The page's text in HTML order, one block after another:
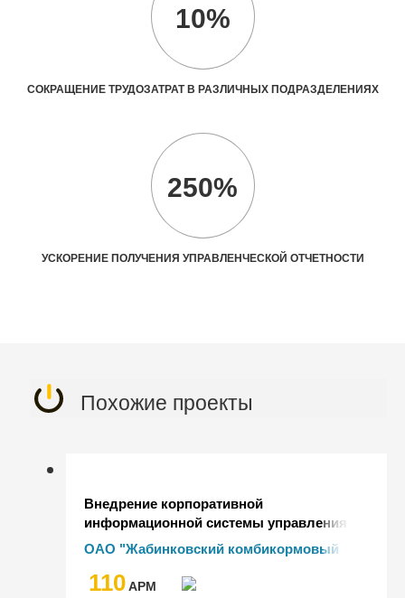
10%
СОКРАЩЕНИЕ ТРУДОЗАТРАТ В РАЗЛИЧНЫХ ПОДРАЗДЕЛЕНИЯХ
250%
УСКОРЕНИЕ ПОЛУЧЕНИЯ УПРАВЛЕНЧЕСКОЙ ОТЧЕТНОСТИ
Похожие проекты
Внедрение корпоративной
информационной системы управления
организации ОАО "Жабинковский
комбикормовый завод" на базе
"1С:ERP Управление предприятием 2
ОАО "Жабинковский комбикормовый
110AРМ